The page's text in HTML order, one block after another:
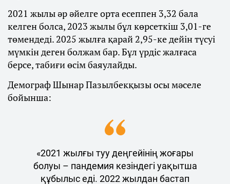
2021 жылы әр әйелге орта есеппен 3,32 бала
келген болса, 2023 жылы бұл көрсеткіш 3,01-ге
төмендеді. 2025 жылға қарай 2,95-ке дейін түсуі
мүмкін деген болжам бар. Бұл үрдіс жалғаса
берсе, табиғи өсім баяулайды.
Демограф Шынар Пазылбекқызы осы мәселе
бойынша:
«2021 жылғы туу деңгейінің жоғары
болуы – пандемия кезіндегі уақытша
құбылыс еді. 2022 жылдан бастап